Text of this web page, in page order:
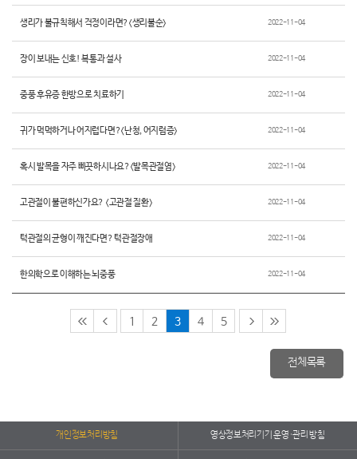
생리가 불규칙해서 걱정이라면?<생리불순> 2022-11-04
장이 보내는 신호! 복통과 설사 2022-11-04
중풍 후유증 한방으로 치료하기 2022-11-04
귀가 먹먹하거나 어지럽다면?<난청, 어지럼증> 2022-11-04
혹시 발목을 자주 삐끗하시나요?<발목관절염> 2022-11-04
고관절이 불편하신가요? <고관절 질환> 2022-11-04
턱관절의 균형이 깨진다면? 턱관절장애 2022-11-04
한의학으로 이해하는 뇌중풍 2022-11-04
1 2 3 4 5
전체목록
개인정보처리방침 영상정보처리기기 운영·관리 방침